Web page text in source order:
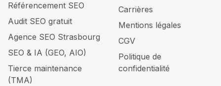
Référencement SEO
Audit SEO gratuit
Agence SEO Strasbourg
SEO & IA (GEO, AIO)
Tierce maintenance
(TMA)
Carrières
Mentions légales
CGV
Politique de
confidentialité